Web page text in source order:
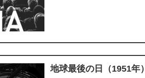
地球最後の日（1951年）